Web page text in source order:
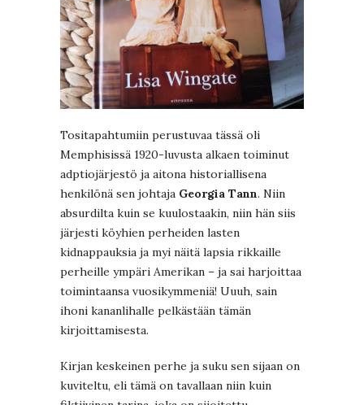
Tositapahtumiin perustuvaa tässä oli
Memphisissä 1920-luvusta alkaen toiminut
adptiojärjestö ja aitona historiallisena
henkilönä sen johtaja Georgia Tann. Niin
absurdilta kuin se kuulostaakin, niin hän siis
järjesti köyhien perheiden lasten
kidnappauksia ja myi näitä lapsia rikkaille
perheille ympäri Amerikan – ja sai harjoittaa
toimintaansa vuosikymmeniä! Uuuh, sain
ihoni kananlihalle pelkästään tämän
kirjoittamisesta.
Kirjan keskeinen perhe ja suku sen sijaan on
kuviteltu, eli tämä on tavallaan niin kuin